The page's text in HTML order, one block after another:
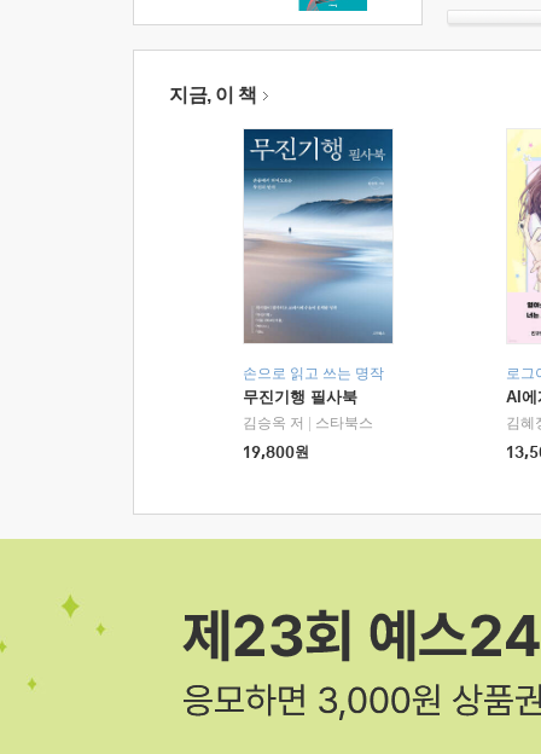
지금, 이 책
손으로 읽고 쓰는 명작
무진기행 필사북
김승옥 저
스타북스
19,800원
로그
AI에
김혜